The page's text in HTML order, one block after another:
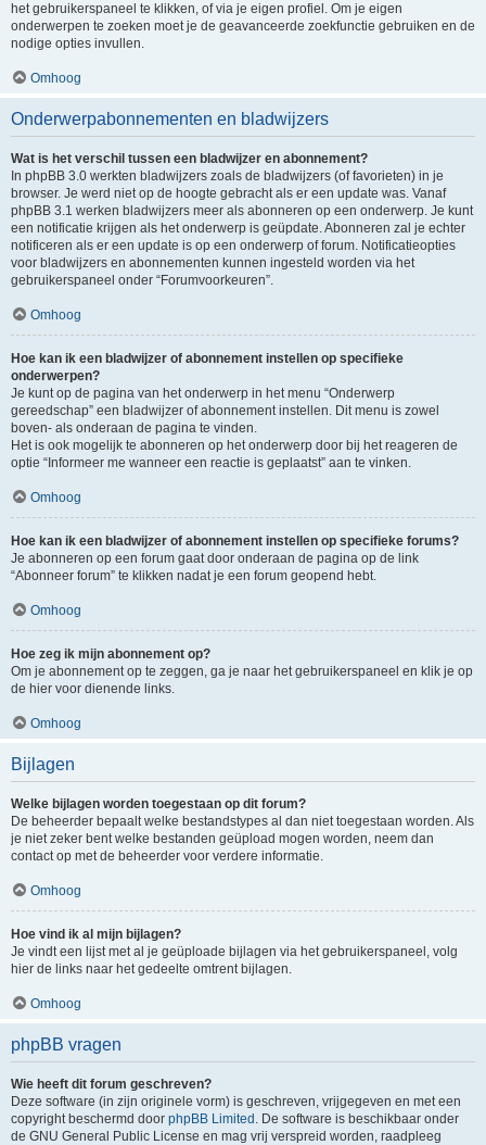
het gebruikerspaneel te klikken, of via je eigen profiel. Om je eigen
onderwerpen te zoeken moet je de geavanceerde zoekfunctie gebruiken en de
nodige opties invullen.
Omhoog
Onderwerpabonnementen en bladwijzers
Wat is het verschil tussen een bladwijzer en abonnement?
In phpBB 3.0 werkten bladwijzers zoals de bladwijzers (of favorieten) in je
browser. Je werd niet op de hoogte gebracht als er een update was. Vanaf
phpBB 3.1 werken bladwijzers meer als abonneren op een onderwerp. Je kunt
een notificatie krijgen als het onderwerp is geüpdate. Abonneren zal je echter
notificeren als er een update is op een onderwerp of forum. Notificatieopties
voor bladwijzers en abonnementen kunnen ingesteld worden via het
gebruikerspaneel onder “Forumvoorkeuren”.
Omhoog
Hoe kan ik een bladwijzer of abonnement instellen op specifieke
onderwerpen?
Je kunt op de pagina van het onderwerp in het menu “Onderwerp
gereedschap” een bladwijzer of abonnement instellen. Dit menu is zowel
boven- als onderaan de pagina te vinden.
Het is ook mogelijk te abonneren op het onderwerp door bij het reageren de
optie “Informeer me wanneer een reactie is geplaatst” aan te vinken.
Omhoog
Hoe kan ik een bladwijzer of abonnement instellen op specifieke forums?
Je abonneren op een forum gaat door onderaan de pagina op de link
“Abonneer forum” te klikken nadat je een forum geopend hebt.
Omhoog
Hoe zeg ik mijn abonnement op?
Om je abonnement op te zeggen, ga je naar het gebruikerspaneel en klik je op
de hier voor dienende links.
Omhoog
Bijlagen
Welke bijlagen worden toegestaan op dit forum?
De beheerder bepaalt welke bestandstypes al dan niet toegestaan worden. Als
je niet zeker bent welke bestanden geüpload mogen worden, neem dan
contact op met de beheerder voor verdere informatie.
Omhoog
Hoe vind ik al mijn bijlagen?
Je vindt een lijst met al je geüploade bijlagen via het gebruikerspaneel, volg
hier de links naar het gedeelte omtrent bijlagen.
Omhoog
phpBB vragen
Wie heeft dit forum geschreven?
Deze software (in zijn originele vorm) is geschreven, vrijgegeven en met een
copyright beschermd door phpBB Limited . De software is beschikbaar onder
de GNU General Public License en mag vrij verspreid worden, raadpleeg